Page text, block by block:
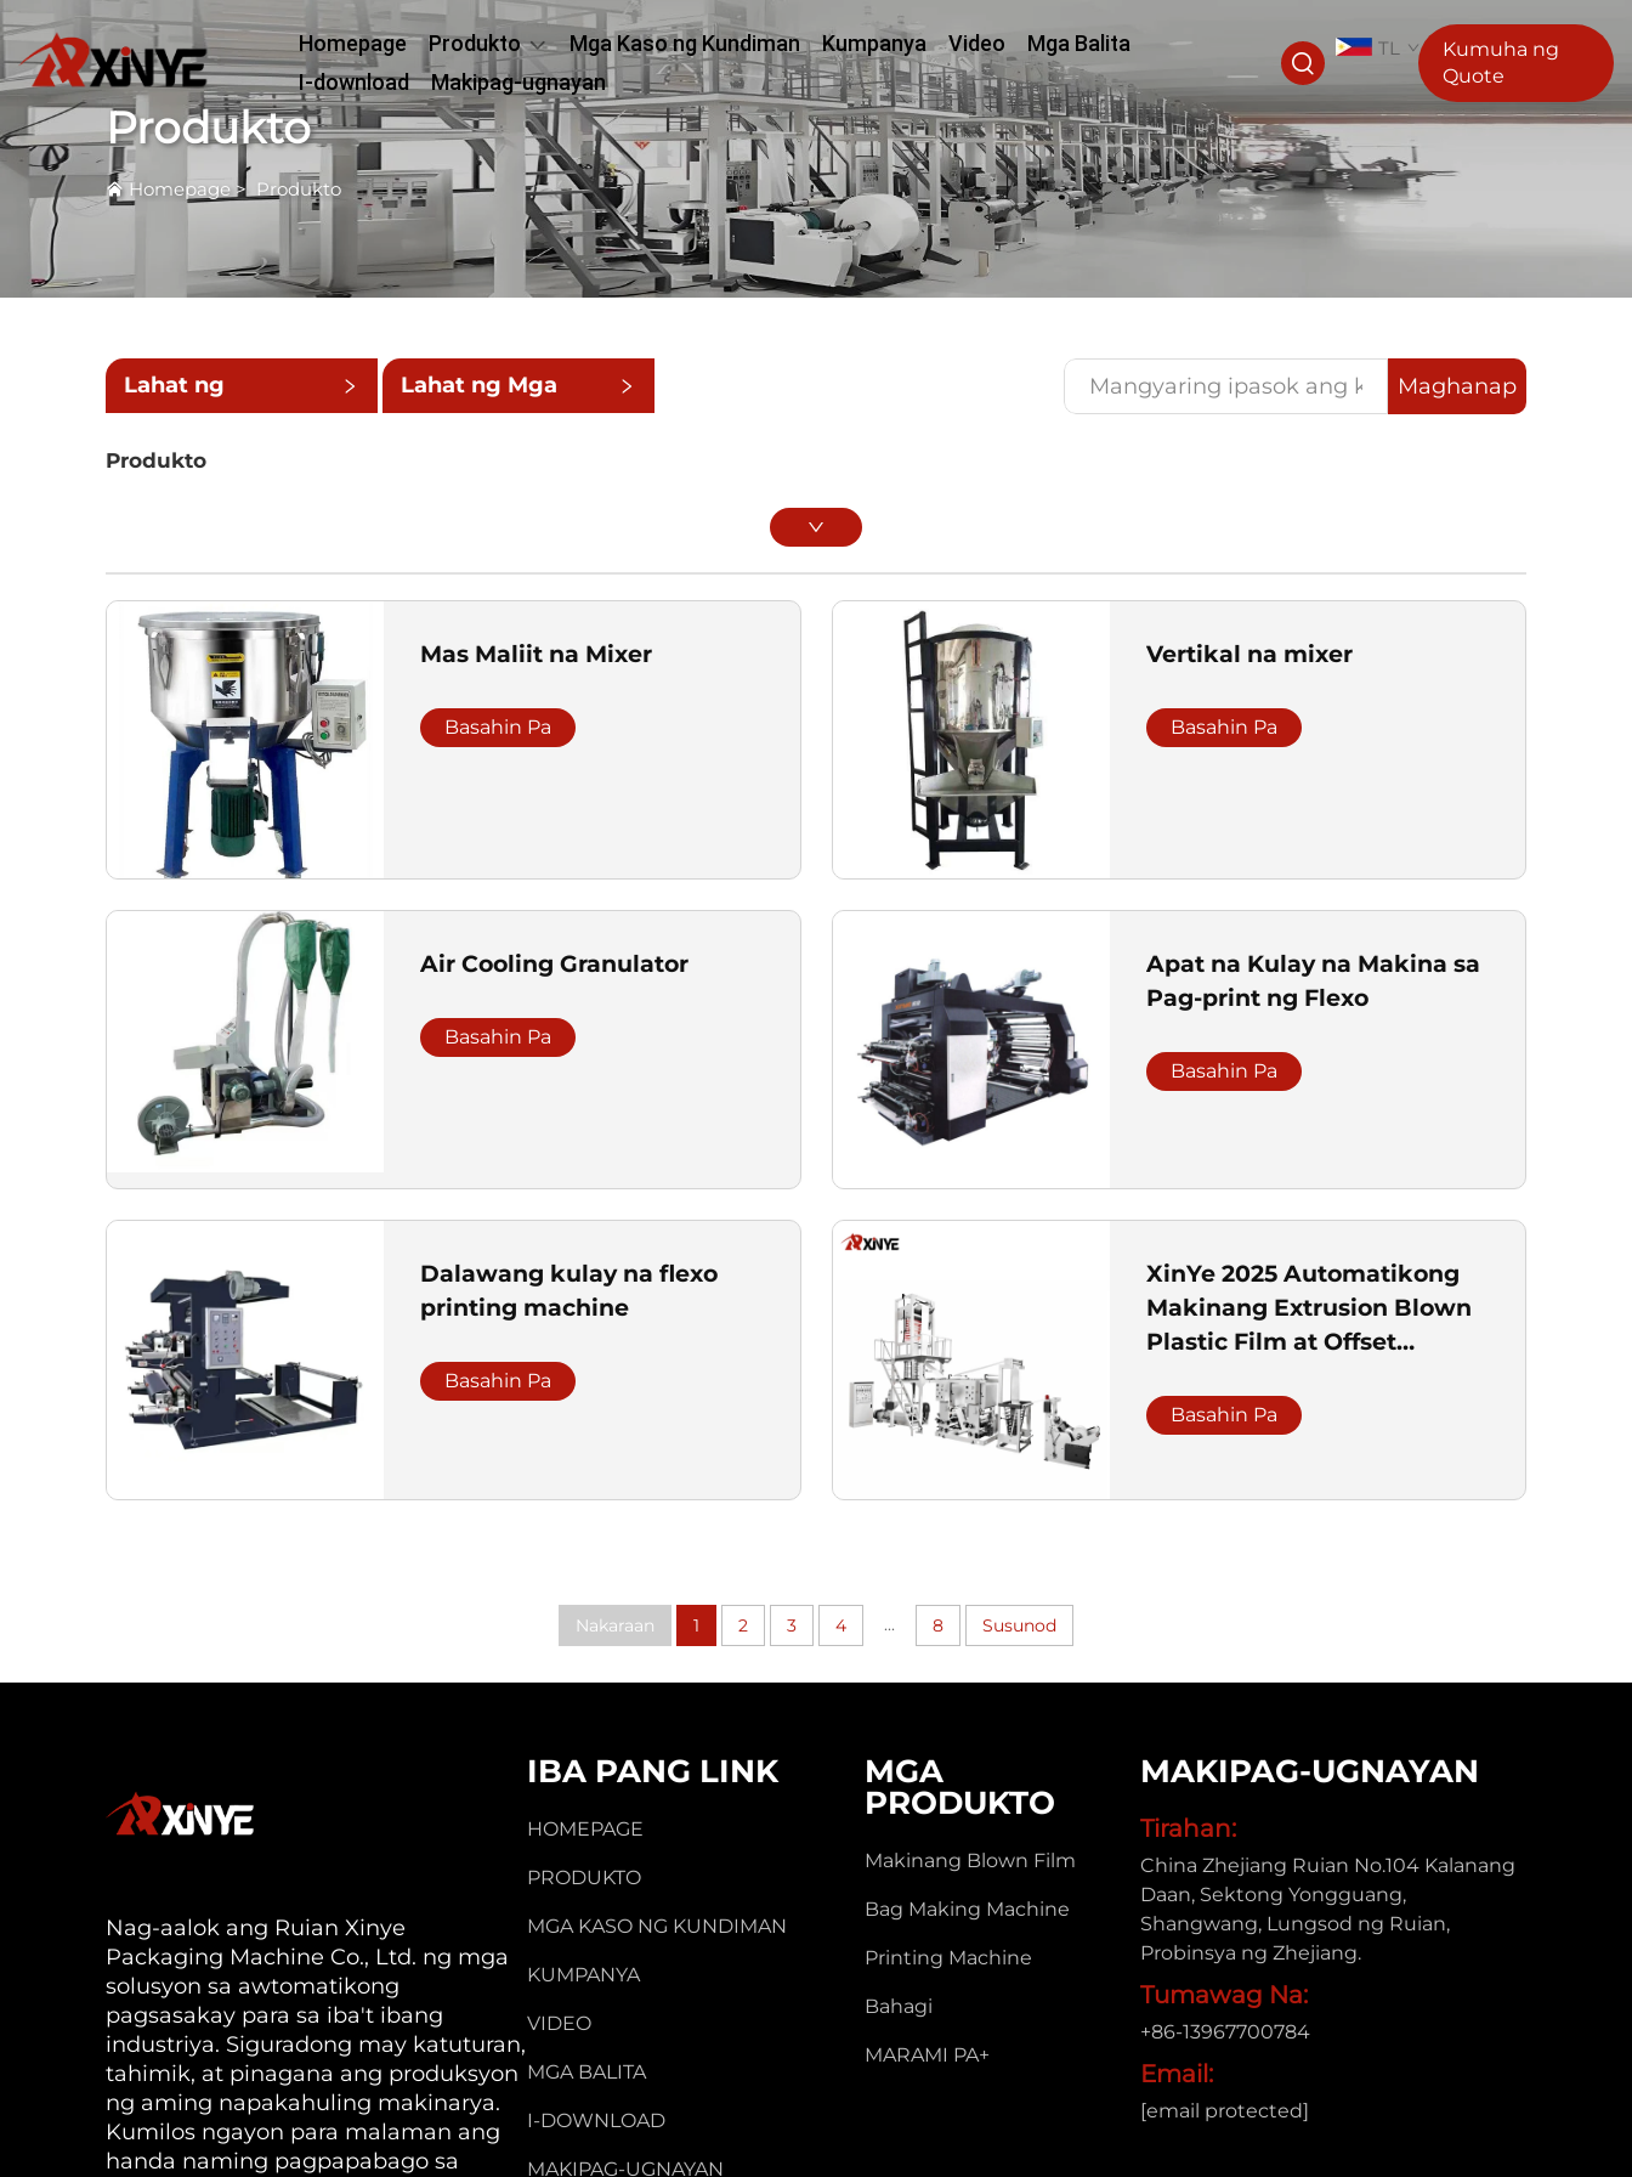
Homepage Produkto Mga Kaso ng Kundiman Kumpanya Video
Mga Balita
I-download
Makipag-ugnayan
TL
Kumuha ng
Quote
Produkto
Homepage > Produkto
Lahat ng Lahat ng Mga Maghanap
Produkto
Mas Maliit na Mixer
Basahin Pa
Vertikal na mixer
Basahin Pa
Air Cooling Granulator
Basahin Pa
Apat na Kulay na Makina sa
Pag-print ng Flexo
Basahin Pa
Dalawang kulay na flexo
printing machine
Basahin Pa
XinYe 2025 Automatikong
Makinang Extrusion Blown
Plastic Film at Offset
Basahin Pa
Nakaraan 1 2 3 4 ... 8 Susunod
Nag-aalok ang Ruian Xinye
Packaging Machine Co., Ltd. ng mga
solusyon sa awtomatikong
pagsasakay para sa iba't ibang
industriya. Siguradong may katuturan,
tahimik, at pinagana ang produksyon
ng aming napakahuling makinarya.
Kumilos ngayon para malaman ang
handa naming pagpapabago sa
IBA PANG LINK
HOMEPAGE
PRODUKTO
MGA KASO NG KUNDIMAN
KUMPANYA
VIDEO
MGA BALITA
I-DOWNLOAD
MAKIPAG-UGNAYAN
MGA
PRODUKTO
Makinang Blown Film
Bag Making Machine
Printing Machine
Bahagi
MARAMI PA+
MAKIPAG-UGNAYAN
Tirahan:
China Zhejiang Ruian No.104 Kalanang
Daan, Sektong Yongguang,
Shangwang, Lungsod ng Ruian,
Probinsya ng Zhejiang.
Tumawag Na:
+86-13967700784
Email:
[email protected]